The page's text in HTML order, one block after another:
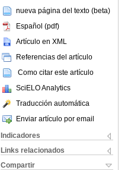
nueva página del texto (beta)
Español (pdf)
Artículo en XML
Referencias del artículo
Como citar este artículo
SciELO Analytics
Traducción automática
Enviar artículo por email
Indicadores
Links relacionados
Compartir